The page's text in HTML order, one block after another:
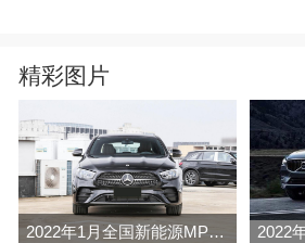
精彩图片
2022年1月全国新能源MPV销量排行榜完整版